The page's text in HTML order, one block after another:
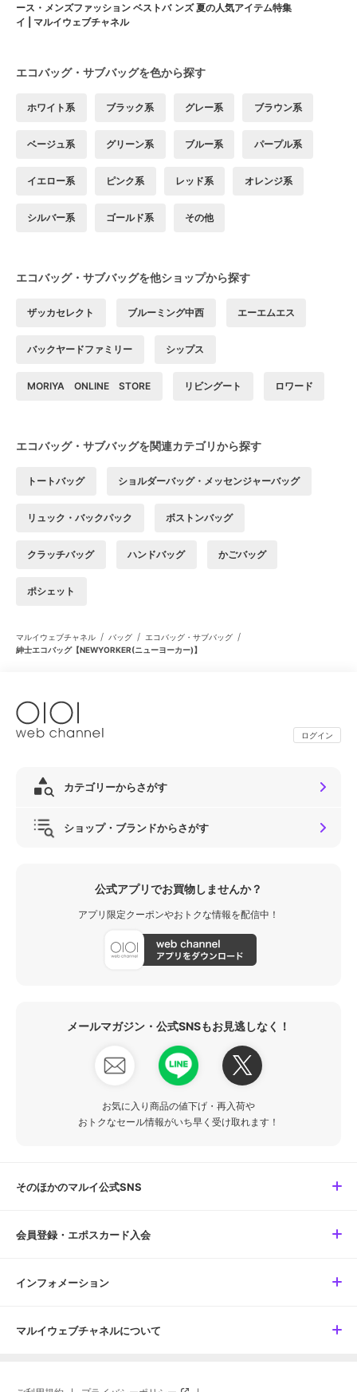
ース・メンズファッション ベストバ
イ | マルイウェブチャネル
ンズ 夏の人気アイテム特集
エコバッグ・サブバッグを色から探す
ホワイト系 ブラック系 グレー系 ブラウン系
ベージュ系 グリーン系 ブルー系 パープル系
イエロー系 ピンク系 レッド系 オレンジ系
シルバー系 ゴールド系 その他
エコバッグ・サブバッグを他ショップから探す
ザッカセレクト ブルーミング中西 エーエムエス
バックヤードファミリー シップス
MORIYA ONLINE STORE リビングート ロワード
エコバッグ・サブバッグを関連カテゴリから探す
トートバッグ ショルダーバッグ・メッセンジャーバッグ
リュック・バックパック ボストンバッグ
クラッチバッグ ハンドバッグ かごバッグ
ポシェット
マルイウェブチャネル / バッグ / エコバッグ・サブバッグ /
紳士エコバッグ【NEWYORKER(ニューヨーカー)】
ログイン
カテゴリーからさがす
ショップ・ブランドからさがす
公式アプリでお買物しませんか？
アプリ限定クーポンやおトクな情報を配信中！
メールマガジン・公式SNSもお見逃しなく！
お気に入り商品の値下げ・再入荷や
おトクなセール情報がいち早く受け取れます！
そのほかのマルイ公式SNS
会員登録・エポスカード入会
インフォメーション
マルイウェブチャネルについて